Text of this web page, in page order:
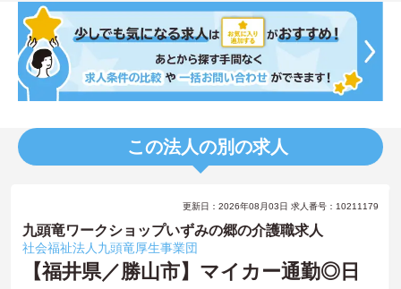
この法人の別の求人
更新日：2026年08月03日 求人番号：10211179
九頭竜ワークショップいずみの郷の介護職求人
社会福祉法人九頭竜厚生事業団
【福井県／勝山市】マイカー通勤◎日